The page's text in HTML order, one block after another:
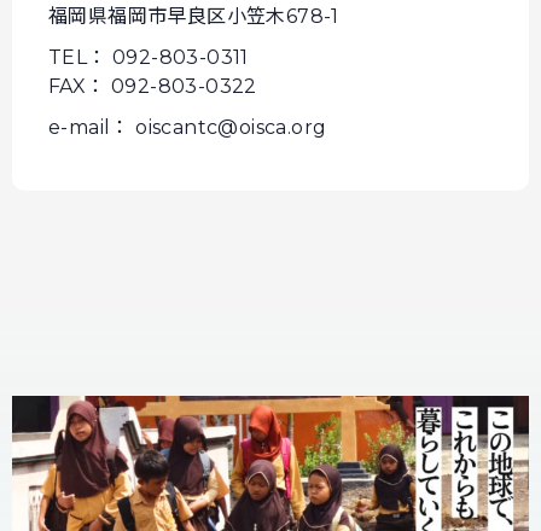
福岡県福岡市早良区小笠木678-1
TEL： 092-803-0311
FAX： 092-803-0322
e-mail： oiscantc@oisca.org